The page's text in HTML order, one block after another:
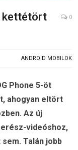
kettétört
0
ANDROID MOBILOK
Phone 5-öt
ahogyan eltört
Az új
videóshoz,
Talán jobb